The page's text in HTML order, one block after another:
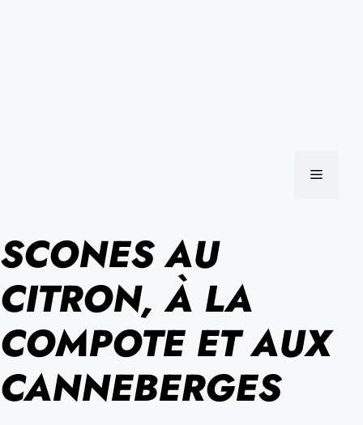
MENU
SCONES AU
CITRON, À LA
COMPOTE ET AUX
CANNEBERGES